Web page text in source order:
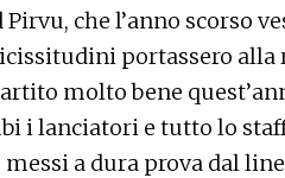
Pirvu, che l’anno scorso
portassero alla
molto bene
i lanciatori e tutto lo
a dura prova dal